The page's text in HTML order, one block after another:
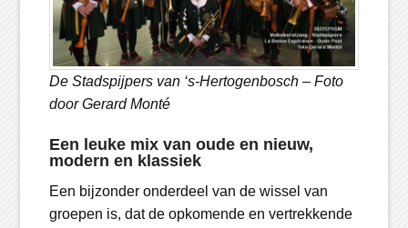
De Stadspijpers van ‘s-Hertogenbosch – Foto
door Gerard Monté
Een leuke mix van oude en nieuw,
modern en klassiek
Een bijzonder onderdeel van de wissel van
groepen is, dat de opkomende en vertrekkende